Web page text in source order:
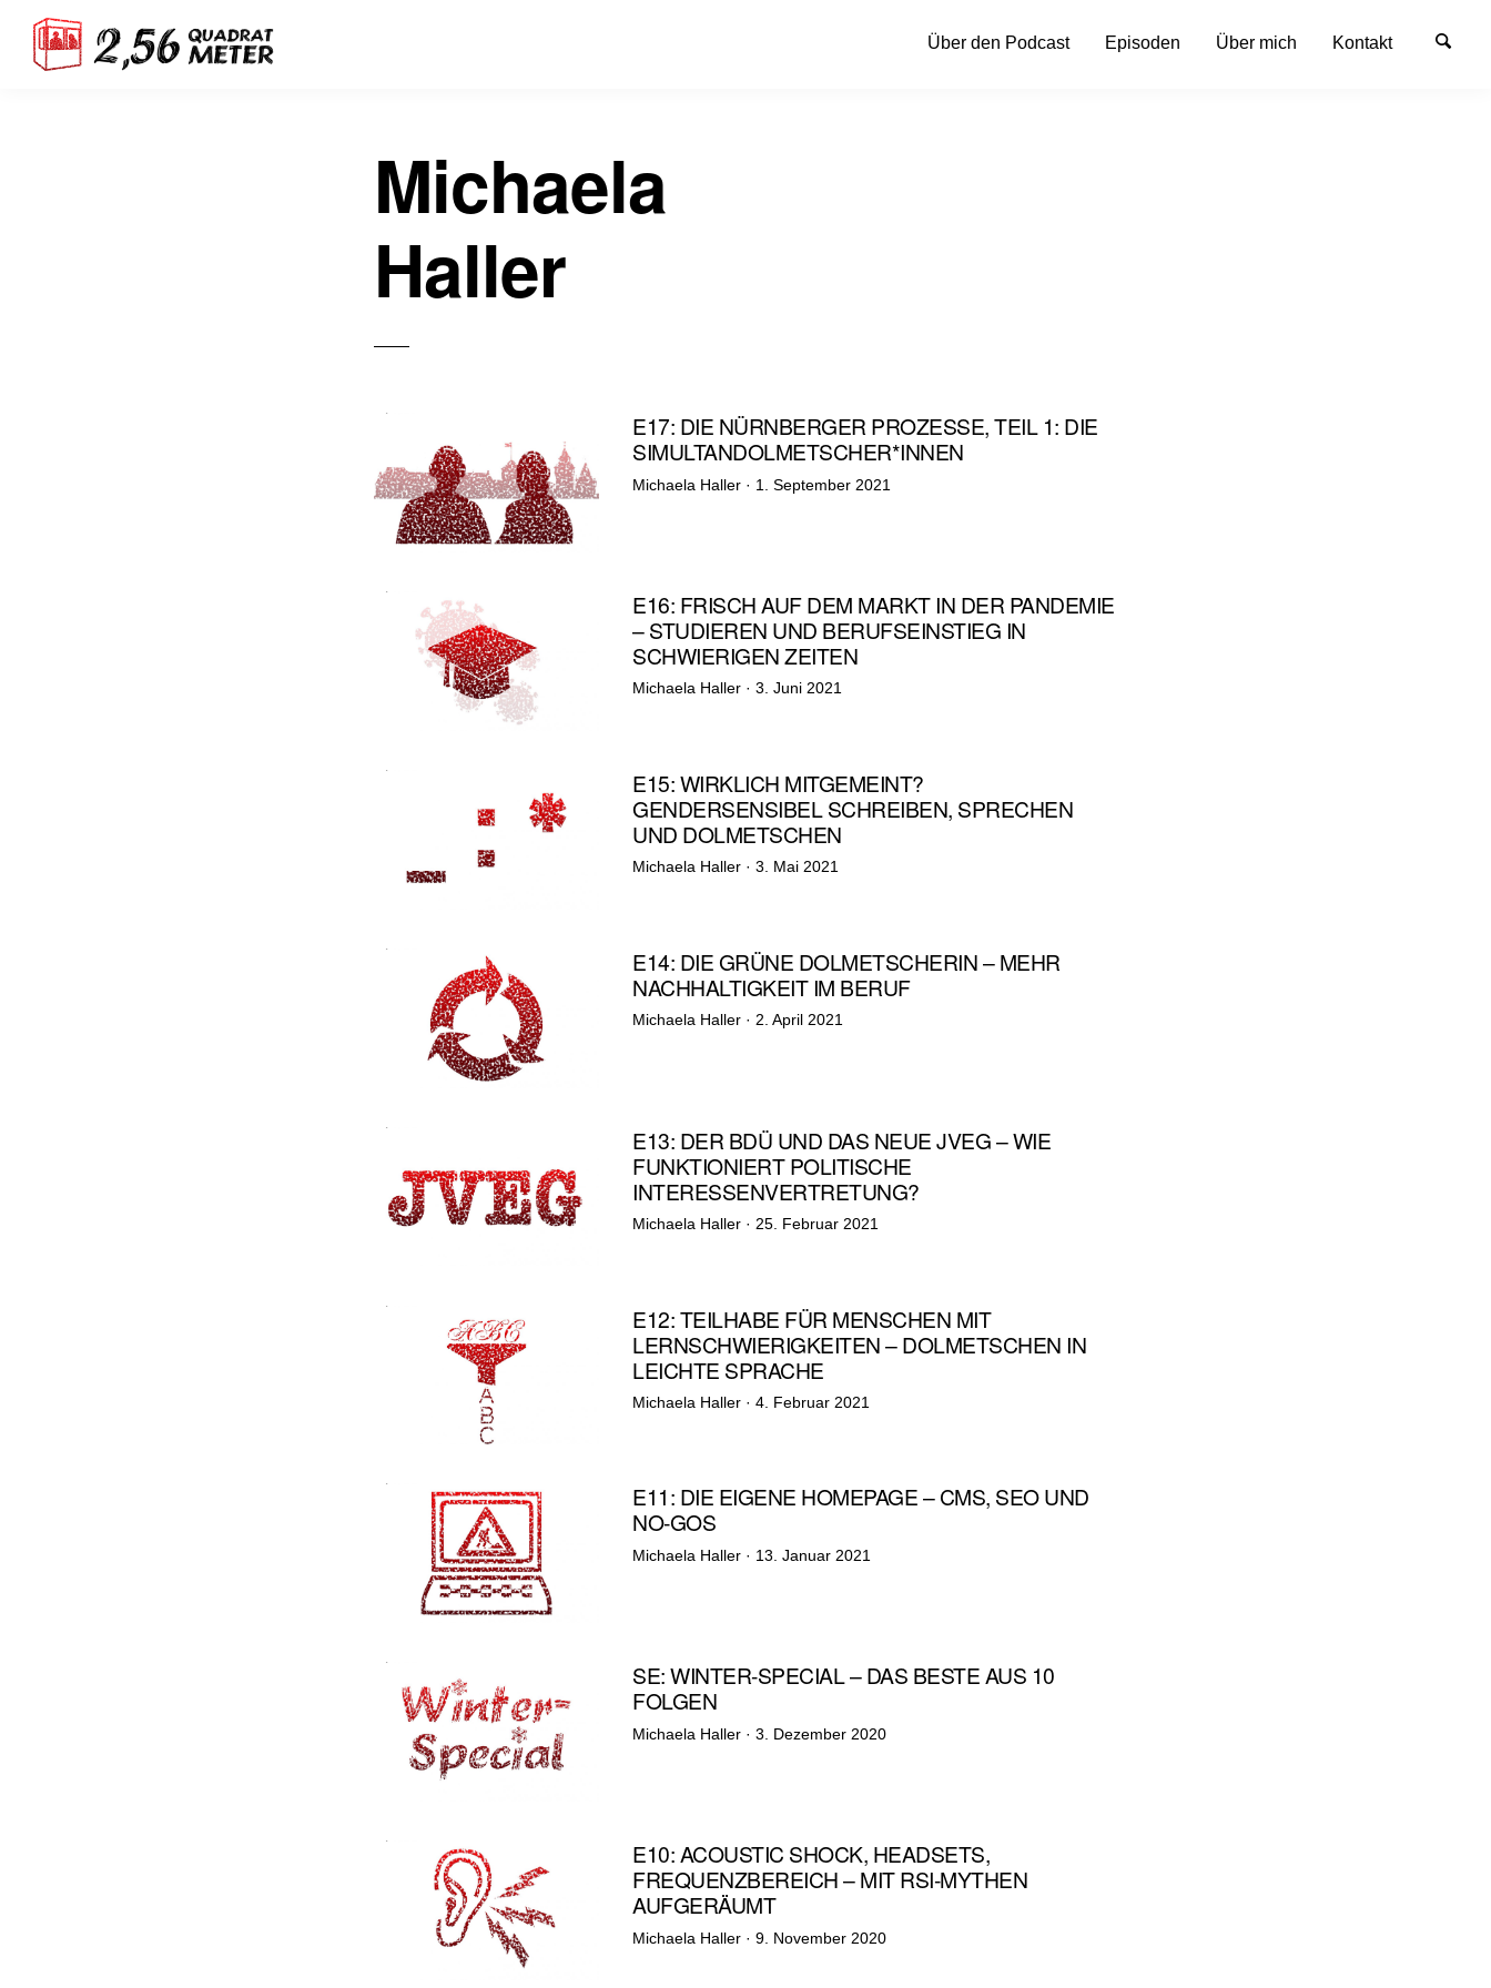
Über den Podcast Episoden Über mich Kontakt
Michaela
Haller
E17: DIE NÜRNBERGER PROZESSE, TEIL 1: DIE
SIMULTANDOLMETSCHER*INNEN
Michaela Haller · Veröffentlicht
1. September 2021
E16: FRISCH AUF DEM MARKT IN DER PANDEMIE
– STUDIEREN UND BERUFSEINSTIEG IN
SCHWIERIGEN ZEITEN
Michaela Haller ·Veröffentlicht
3. Juni 2021
E15: WIRKLICH MITGEMEINT?
GENDERSENSIBEL SCHREIBEN, SPRECHEN
UND DOLMETSCHEN
Michaela Haller ·Veröffentlicht
3. Mai 2021
E14: DIE GRÜNE DOLMETSCHERIN – MEHR
NACHHALTIGKEIT IM BERUF
Michaela Haller ·Veröffentlicht
2. April 2021
E13: DER BDÜ UND DAS NEUE JVEG – WIE
FUNKTIONIERT POLITISCHE
INTERESSENVERTRETUNG?
Michaela Haller · Veröffentlicht
25. Februar 2021
E12: TEILHABE FÜR MENSCHEN MIT
LERNSCHWIERIGKEITEN – DOLMETSCHEN IN
LEICHTE SPRACHE
Michaela Haller ·Veröffentlicht
4. Februar 2021
E11: DIE EIGENE HOMEPAGE – CMS, SEO UND
NO-GOS
Michaela Haller · Veröffentlicht
13. Januar 2021
SE: WINTER-SPECIAL – DAS BESTE AUS 10
FOLGEN
Michaela Haller ·Veröffentlicht
3. Dezember 2020
E10: ACOUSTIC SHOCK, HEADSETS,
FREQUENZBEREICH – MIT RSI-MYTHEN
AUFGERÄUMT
Michaela Haller ·Veröffentlicht
9. November 2020